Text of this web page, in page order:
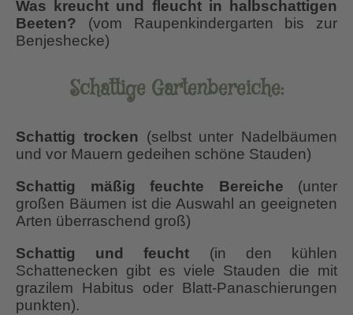
Was kreucht und fleucht in halbschattigen
Beeten? (vom Raupenkindergarten bis zur
Benjeshecke)
Schattige Gartenbereiche:
Schattig trocken (selbst unter Nadelbäumen
und vor Mauern gedeihen schöne Stauden)
Schattig mäßig feuchte Bereiche (unter
großen Bäumen ist die Auswahl an geeigneten
Arten überraschend groß)
Schattig und feucht (in den kühlen
Schattenecken gibt es viele Stauden die mit
grazilem Habitus oder Blatt-Panaschierungen
punkten).